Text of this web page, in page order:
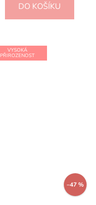
DO KOŠÍKU
VYSOKÁ
PŘIROZENOST
–47 %